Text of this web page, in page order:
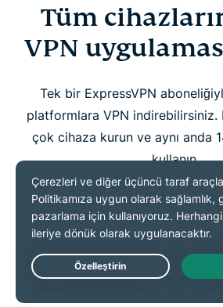
Tüm
VPN
Tek bir ExpressVPN
platformlara VPN indirebilirsiniz.
çok cihaza kurun ve aynı anda
kullanın.
Windows için VPN
Mac için VPN